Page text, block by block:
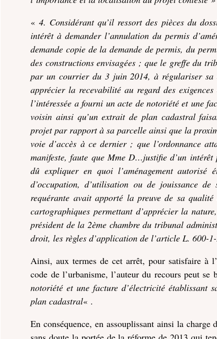
«4. Considérant qu’il ressort des pièces du
intérêt à demander l’annulation du permis
demande copie de la demande de permis, du
des constructions envisagées ; que le greffe du
par un courrier du 3 juin 2014, à régulariser sa
apprécier la recevabilité au regard des
l’intéressée a fourni un acte de notoriété et une
voisin ainsi qu’un extrait de plan cadastral
projet par rapport à sa parcelle ainsi que la
voie d’accès à ce dernier ; que l’ordonnance
manifeste, faute que Mme D…justifie d’un
dû expliquer en quoi l’aménagement
d’occupation, d’utilisation ou de jouissance
requérante avait apporté la preuve de sa
cartographiques permettant d’apprécier la
président de la 2ème chambre du tribunal
droit, les règles d’application de l’article L. 600-
Ainsi, aux termes de cet arrêt, pour satisfaire à
code de l’urbanisme, l’auteur du recours peut
notoriété et une facture d’électricité établissant
plan cadastral« .
En conséquence, en assouplissant ainsi la